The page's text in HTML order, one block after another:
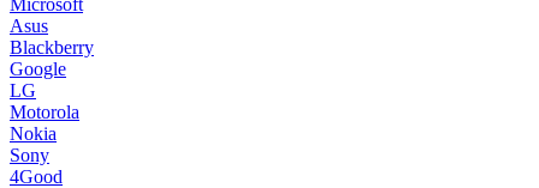
Asus
Blackberry
Google
LG
Motorola
Nokia
Sony
4Good